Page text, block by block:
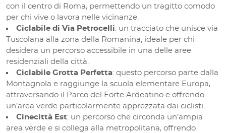
con il centro di Roma, permettendo un tragitto comodo
per chi vive o lavora nelle vicinanze.
Ciclabile di Via Petrocelli: un tracciato che unisce via
Tuscolana alla zona della Romanina, ideale per chi
desidera un percorso accessibile in una delle aree
residenziali della città.
Ciclabile Grotta Perfetta: questo percorso parte dalla
Montagnola e raggiunge la scuola elementare Europa,
attraversando il Parco del Forte Ardeatino e offrendo
un’area verde particolarmente apprezzata dai ciclisti.
Cinecittà Est: un percorso che circonda un’ampia
area verde e si collega alla metropolitana, offrendo